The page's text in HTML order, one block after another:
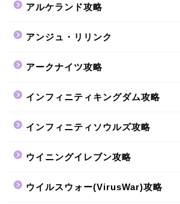
アルケランド攻略
アンジュ・リリンク
アークナイツ攻略
インフィニティキングダム攻略
インフィニティソウルズ攻略
ウイニングイレブン攻略
ウイルスウォー(VirusWar)攻略